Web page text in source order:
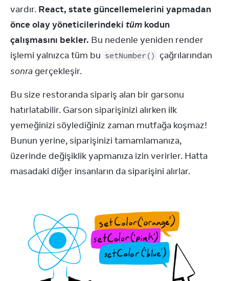
vardır. React, state güncellemelerini yapmadan
önce olay yöneticilerindeki tüm kodun
çalışmasını bekler. Bu nedenle yeniden render
işlemi yalnızca tüm bu setNumber()
sonra gerçekleşir.
Bu size restoranda sipariş alan bir garsonu
hatırlatabilir. Garson siparişinizi alırken ilk
yemeğinizi söylediğiniz zaman mutfağa koşmaz!
Bunun yerine, siparişinizi tamamlamanıza,
üzerinde değişiklik yapmanıza izin verirler. Hatta
masadaki diğer insanların da siparişini alırlar.